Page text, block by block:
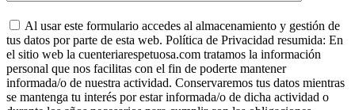
Al usar este formulario accedes al almacenamiento y gestión de
tus datos por parte de esta web. Política de Privacidad resumida: En
el sitio web la cuenteriarespetuosa.com tratamos la información
personal que nos facilitas con el fin de poderte mantener
informada/o de nuestra actividad. Conservaremos tus datos mientras
se mantenga tu interés por estar informada/o de dicha actividad o